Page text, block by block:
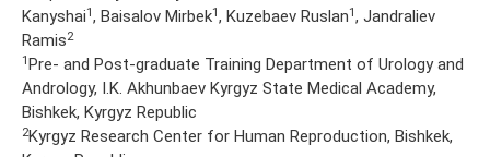
Kanyshai1, Baisalov Mirbek1, Kuzebaev Ruslan1, Jandraliev
Ramis2
1Pre- and Post-graduate Training Department of Urology and
Andrology, I.K. Akhunbaev Kyrgyz State Medical Academy,
Bishkek, Kyrgyz Republic
2Kyrgyz Research Center for Human Reproduction, Bishkek,